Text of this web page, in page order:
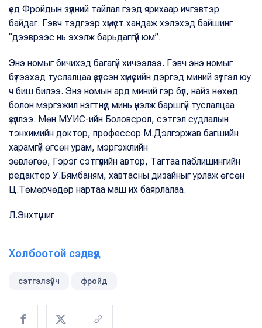
үед Фройдын зүүдний тайлал гээд ярихаар ичгэвтэр
байдаг. Гэвч тэдгээр хүмүүст хандаж хэлэхэд байшинг
“дээврээс нь эхэлж барьдаггүй юм”.
Энэ номыг бичихэд багагүй хичээлээ. Гэвч энэ номыг
бүтээхэд туслалцаа үзүүлсэн хүмүүсийн дэргэд миний зүтгэл юу
ч биш билээ. Энэ номын ард миний гэр бүл, найз нөхөд
болон мэргэжил нэгтнүүд минь үнэлж баршгүй туслалцаа
үзүүллээ. Мөн МУИС-ийн Боловсрол, сэтгэл судлалын
тэнхимийн доктор, профессор М.Дэлгэржав багшийн
харамгүй өгсөн урам, мэргэжлийн
зөвлөгөө, Гэрэг сэтгүүлийн автор, Тагтаа паблишингийн
редактор У.Бямбаням, хавтасны дизайныг урлаж өгсөн
Ц.Төмөрчөдөр нартаа маш их баярлалаа.
Л.Энхтүшиг
Холбоотой сэдвүүд
сэтгэлзүйч фройд